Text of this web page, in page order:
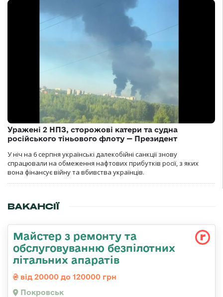
Уражені 2 НПЗ, сторожові катери та судна
російського тіньового флоту — Президент
У ніч на 6 серпня українські далекобійні санкції знову
спрацювали на обмеження нафтових прибутків росії, з яких
вона фінансує війну та вбивства українців.
ВАКАНСІЇ
Майстер з ремонту та
обслуговуванню безпілотних
літальних апаратів
від 20000 до 120000 грн
Покровськ